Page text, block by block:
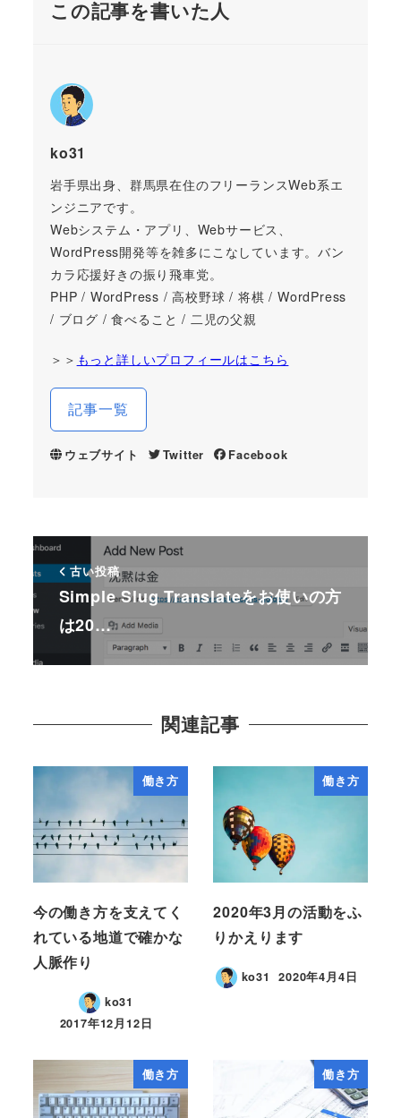
この記事を書いた人
ko31
岩手県出身、群馬県在住のフリーランスWeb系エ
ンジニアです。
Webシステム・アプリ、Webサービス、
WordPress開発等を雑多にこなしています。バン
カラ応援好きの振り飛車党。
PHP / WordPress / 高校野球 / 将棋 / WordPress
/ ブログ / 食べること / 二児の父親
＞＞ もっと詳しいプロフィールはこちら
記事一覧
ウェブサイト Twitter Facebook
古い投稿
Simple Slug Translateをお使いの方
は20…
関連記事
働き方
今の働き方を支えてく
れている地道で確かな
人脈作り
ko31
2017年12月12日
働き方
2020年3月の活動をふ
りかえります
ko31 2020年4月4日
働き方 働き方